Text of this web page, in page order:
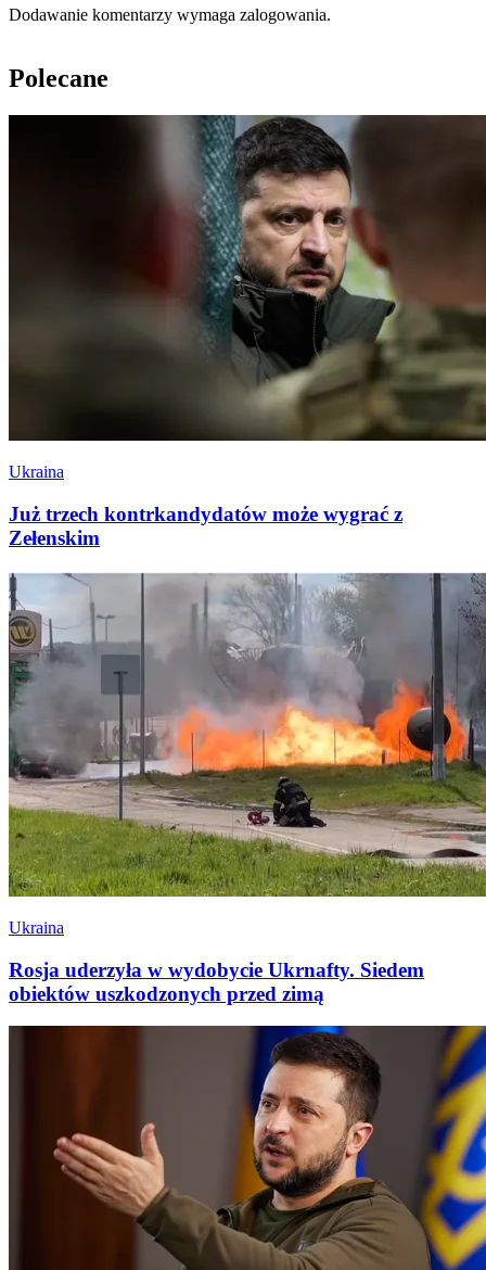
Dodawanie komentarzy wymaga zalogowania.
Polecane
Ukraina
Już trzech kontrkandydatów może wygrać z
Zełenskim
Ukraina
Rosja uderzyła w wydobycie Ukrnafty. Siedem
obiektów uszkodzonych przed zimą